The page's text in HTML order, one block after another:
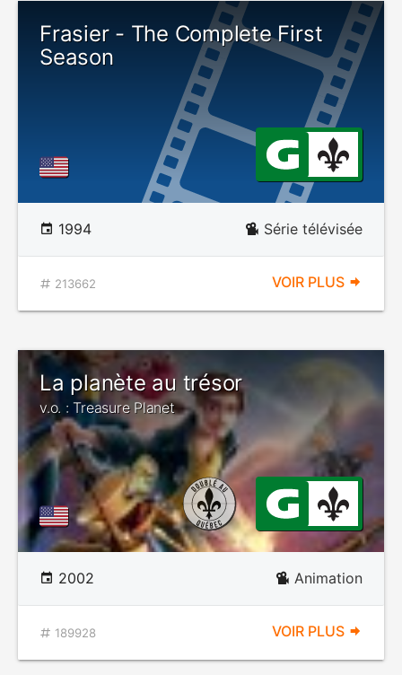
Frasier - The Complete First
Season
1994 Série télévisée
213662 VOIR PLUS
La planète au trésor
v.o. : Treasure Planet
2002 Animation
189928 VOIR PLUS